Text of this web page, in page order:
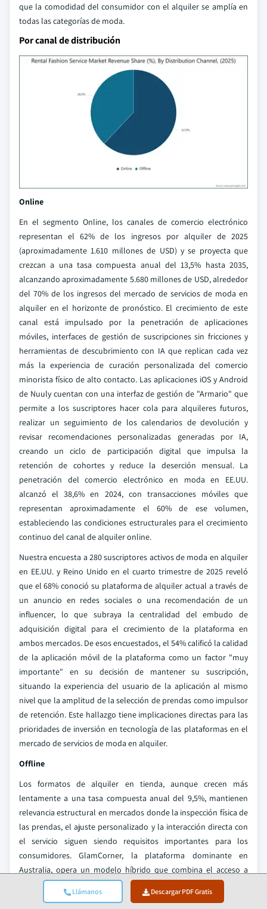
Llámanos Descargar PDF Gratis
que la comodidad del consumidor con el alquiler se amplía en
todas las categorías de moda.
Por canal de distribución
Online
En el segmento Online, los canales de comercio electrónico
representan el 62% de los ingresos por alquiler de 2025
(aproximadamente 1.610 millones de USD) y se proyecta que
crezcan a una tasa compuesta anual del 13,5% hasta 2035,
alcanzando aproximadamente 5.680 millones de USD, alrededor
del 70% de los ingresos del mercado de servicios de moda en
alquiler en el horizonte de pronóstico. El crecimiento de este
canal está impulsado por la penetración de aplicaciones
móviles, interfaces de gestión de suscripciones sin fricciones y
herramientas de descubrimiento con IA que replican cada vez
más la experiencia de curación personalizada del comercio
minorista físico de alto contacto. Las aplicaciones iOS y Android
de Nuuly cuentan con una interfaz de gestión de "Armario" que
permite a los suscriptores hacer cola para alquileres futuros,
realizar un seguimiento de los calendarios de devolución y
revisar recomendaciones personalizadas generadas por IA,
creando un ciclo de participación digital que impulsa la
retención de cohortes y reduce la deserción mensual. La
penetración del comercio electrónico en moda en EE.UU.
alcanzó el 38,6% en 2024, con transacciones móviles que
representan aproximadamente el 60% de ese volumen,
estableciendo las condiciones estructurales para el crecimiento
continuo del canal de alquiler online.
Nuestra encuesta a 280 suscriptores activos de moda en alquiler
en EE.UU. y Reino Unido en el cuarto trimestre de 2025 reveló
que el 68% conoció su plataforma de alquiler actual a través de
un anuncio en redes sociales o una recomendación de un
influencer, lo que subraya la centralidad del embudo de
adquisición digital para el crecimiento de la plataforma en
ambos mercados. De esos encuestados, el 54% calificó la calidad
de la aplicación móvil de la plataforma como un factor "muy
importante" en su decisión de mantener su suscripción,
situando la experiencia del usuario de la aplicación al mismo
nivel que la amplitud de la selección de prendas como impulsor
de retención. Este hallazgo tiene implicaciones directas para las
prioridades de inversión en tecnología de las plataformas en el
mercado de servicios de moda en alquiler.
Offline
Los formatos de alquiler en tienda, aunque crecen más
lentamente a una tasa compuesta anual del 9,5%, mantienen
relevancia estructural en mercados donde la inspección física de
las prendas, el ajuste personalizado y la interacción directa con
el servicio siguen siendo requisitos importantes para los
consumidores. GlamCorner, la plataforma dominante en
Australia, opera un modelo híbrido que combina el acceso a
suscripciones online con servicios de ajuste en tienda, una
estructura que ha respaldado una satisfacción del cliente por